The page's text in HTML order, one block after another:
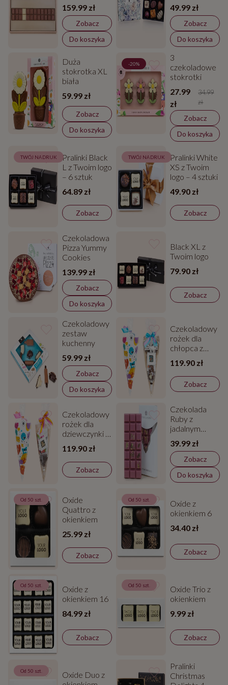
159.99 zł
Zobacz
Do koszyka
Delights – 6
sztuk
49.99 zł
Zobacz
Do koszyka
Duża
stokrotka XL
biała
59.99 zł
Zobacz
Do koszyka
-20%
3
czekoladowe
stokrotki
27.99
zł
34.99
zł
Zobacz
Do koszyka
TWÓJ NADRUK
Pralinki Black
L z Twoim logo
– 6 sztuk
64.89 zł
Zobacz
TWÓJ NADRUK
Pralinki White
XS z Twoim
logo – 4 sztuki
49.90 zł
Zobacz
Czekoladowa
Pizza Yummy
Cookies
139.99 zł
Zobacz
Do koszyka
Black XL z
Twoim logo
79.90 zł
Zobacz
Czekoladowy
zestaw
kuchenny
59.99 zł
Zobacz
Do koszyka
Czekoladowy
rożek dla
chłopca z
zdjęciem
119.90 zł
Zobacz
Czekoladowy
rożek dla
dziewczynki z
zdjęciem
119.90 zł
Zobacz
Czekolada
Ruby z
jadalnym
39.99 zł
Zobacz
Do koszyka
Od 50 szt.
Oxide
Quattro z
okienkiem
25.99 zł
Zobacz
Od 50 szt.
Oxide z
okienkiem 6
34.40 zł
Zobacz
Od 50 szt.
Oxide z
okienkiem 16
84.99 zł
Zobacz
Od 50 szt.
Oxide Trio z
okienkiem
9.99 zł
Zobacz
Od 50 szt.
Oxide Duo z
Pralinki
Christmas